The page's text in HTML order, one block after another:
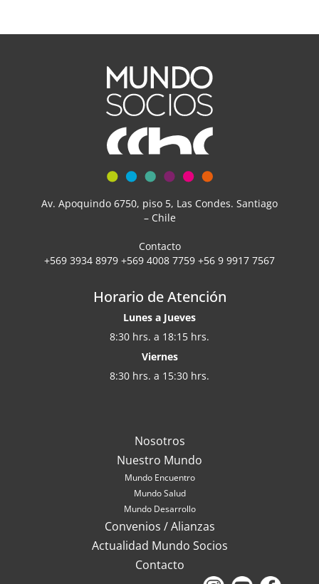
Av. Apoquindo 6750, piso 5, Las Condes. Santiago
– Chile
Contacto
+569 3934 8979 +569 4008 7759 +56 9 9917 7567
Horario de Atención
Lunes a Jueves
8:30 hrs. a 18:15 hrs.
Viernes
8:30 hrs. a 15:30 hrs.
Nosotros
Nuestro Mundo
Mundo Encuentro
Mundo Salud
Mundo Desarrollo
Convenios / Alianzas
Actualidad Mundo Socios
Contacto